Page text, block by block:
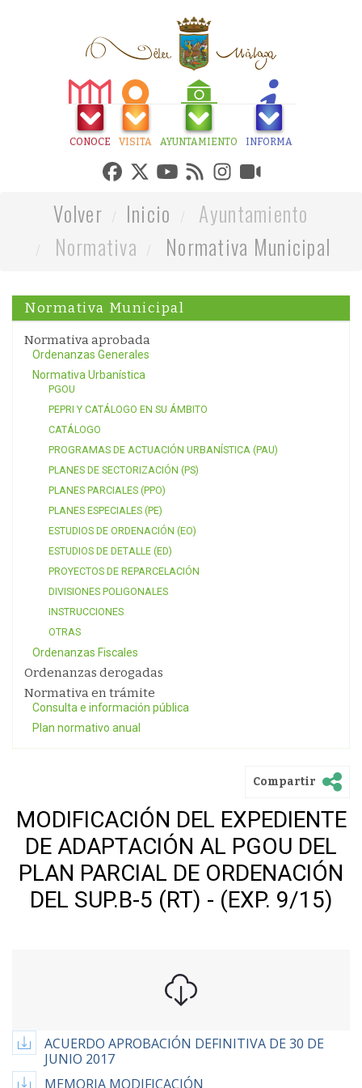
CONOCE VISITA AYUNTAMIENTO INFORMA
Volver Inicio
Ayuntamiento
Normativa
Normativa Municipal
Normativa Municipal
Normativa aprobada
Ordenanzas Generales
Normativa Urbanística
PGOU
PEPRI Y CATÁLOGO EN SU ÁMBITO
CATÁLOGO
PROGRAMAS DE ACTUACIÓN URBANÍSTICA (PAU)
PLANES DE SECTORIZACIÓN (PS)
PLANES PARCIALES (PPO)
PLANES ESPECIALES (PE)
ESTUDIOS DE ORDENACIÓN (EO)
ESTUDIOS DE DETALLE (ED)
PROYECTOS DE REPARCELACIÓN
DIVISIONES POLIGONALES
INSTRUCCIONES
OTRAS
Ordenanzas Fiscales
Ordenanzas derogadas
Normativa en trámite
Consulta e información pública
Plan normativo anual
Compartir
MODIFICACIÓN DEL EXPEDIENTE
DE ADAPTACIÓN AL PGOU DEL
PLAN PARCIAL DE ORDENACIÓN
DEL SUP.B-5 (RT) - (EXP. 9/15)
ACUERDO APROBACIÓN DEFINITIVA DE 30 DE
JUNIO 2017
MEMORIA MODIFICACIÓN